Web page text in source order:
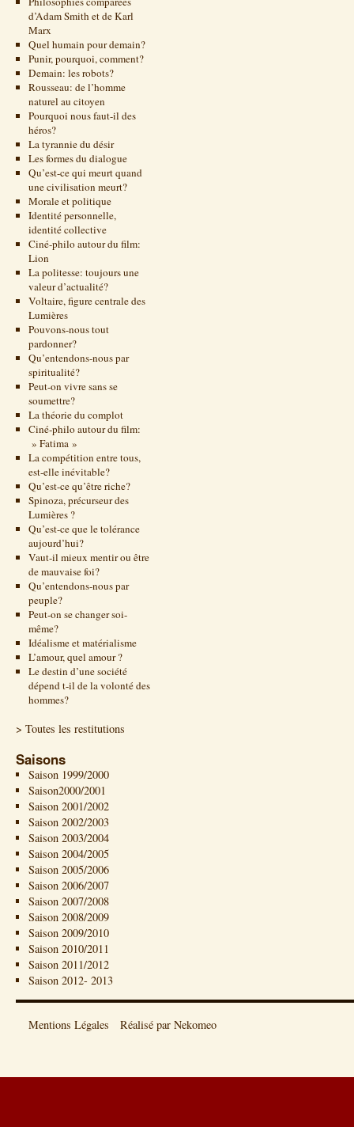
d’Adam Smith et de Karl
Marx
Quel humain pour demain?
Punir, pourquoi, comment?
Demain: les robots?
Rousseau: de l’homme
naturel au citoyen
Pourquoi nous faut-il des
héros?
La tyrannie du désir
Les formes du dialogue
Qu’est-ce qui meurt quand
une civilisation meurt?
Morale et politique
Identité personnelle,
identité collective
Ciné-philo autour du film:
Lion
La politesse: toujours une
valeur d’actualité?
Voltaire, figure centrale des
Lumières
Pouvons-nous tout
pardonner?
Qu’entendons-nous par
spiritualité?
Peut-on vivre sans se
soumettre?
La théorie du complot
Ciné-philo autour du film:
» Fatima »
La compétition entre tous,
est-elle inévitable?
Qu’est-ce qu’être riche?
Spinoza, précurseur des
Lumières ?
Qu’est-ce que le tolérance
aujourd’hui?
Vaut-il mieux mentir ou être
de mauvaise foi?
Qu’entendons-nous par
peuple?
Peut-on se changer soi-
même?
Idéalisme et matérialisme
L’amour, quel amour ?
Le destin d’une société
dépend t-il de la volonté des
hommes?
> Toutes les restitutions
Saisons
Saison 1999/2000
Saison2000/2001
Saison 2001/2002
Saison 2002/2003
Saison 2003/2004
Saison 2004/2005
Saison 2005/2006
Saison 2006/2007
Saison 2007/2008
Saison 2008/2009
Saison 2009/2010
Saison 2010/2011
Saison 2011/2012
Saison 2012- 2013
Mentions Légales Réalisé par Nekomeo